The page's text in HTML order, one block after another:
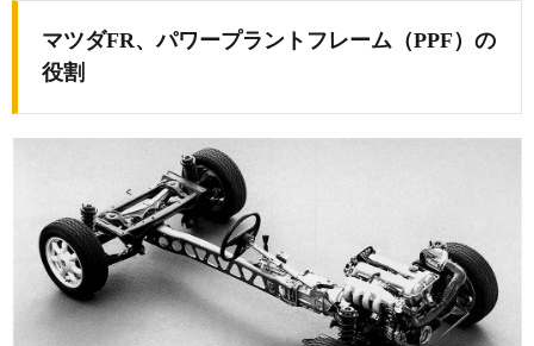
マツダFR、パワープラントフレーム（PPF）の
役割